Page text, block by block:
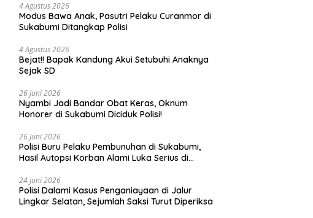
4 Agustus 2026
Modus Bawa Anak, Pasutri Pelaku Curanmor di
Sukabumi Ditangkap Polisi
4 Agustus 2026
Bejat!! Bapak Kandung Akui Setubuhi Anaknya
Sejak SD
26 Juni 2026
Nyambi Jadi Bandar Obat Keras, Oknum
Honorer di Sukabumi Diciduk Polisi!
26 Juni 2026
Polisi Buru Pelaku Pembunuhan di Sukabumi,
Hasil Autopsi Korban Alami Luka Serius di
24 Juni 2026
Polisi Dalami Kasus Penganiayaan di Jalur
Lingkar Selatan, Sejumlah Saksi Turut Diperiksa